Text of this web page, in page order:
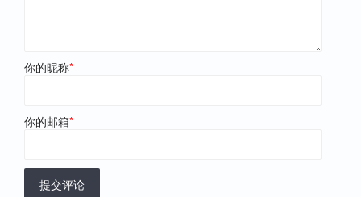
你的昵称*
你的邮箱*
提交评论